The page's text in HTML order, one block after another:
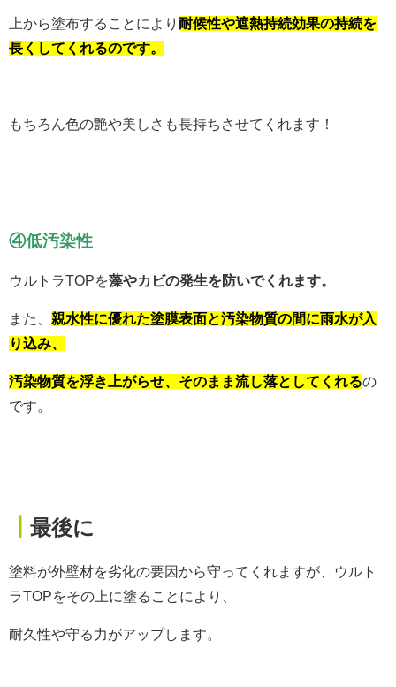
上から塗布することにより 耐候性や遮熱持続効果の持続を
長くしてくれるのです。
もちろん色の艶や美しさも長持ちさせてくれます！
④低汚染性
ウルトラTOPを藻やカビの発生を防いでくれます。
また、 親水性に優れた塗膜表面と汚染物質の間に雨水が入
り込み、
汚染物質を浮き上がらせ、そのまま流し落としてくれるの
です。
最後に
塗料が外壁材を劣化の要因から守ってくれますが、ウルト
ラTOPをその上に塗ることにより、
耐久性や守る力がアップします。